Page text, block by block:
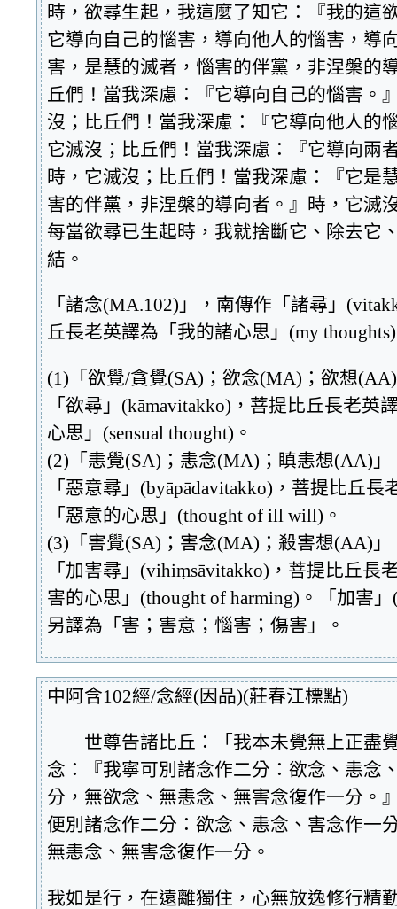
時，欲尋生起，我這麼了知它：『我的這
它導向自己的惱害，導向他人的惱害，導
害，是慧的滅者，惱害的伴黨，非涅槃的
丘們！當我深慮：『它導向自己的惱害。
沒；比丘們！當我深慮：『它導向他人的
它滅沒；比丘們！當我深慮：『它導向兩
時，它滅沒；比丘們！當我深慮：『它是
害的伴黨，非涅槃的導向者。』時，它滅
每當欲尋已生起時，我就捨斷它、除去它
結。
「諸念(MA.102)」，南傳作「諸尋」
丘長老英譯為「我的諸心思」(my
(1)「欲覺/貪覺(SA)；欲念(MA)；欲想
「欲尋」(kāmavitakko)，菩提比丘長老英
心思」(sensual thought)。
(2)「恚覺(SA)；恚念(MA)；瞋恚想(AA)」
「惡意尋」(byāpādavitakko)，菩提比丘長
「惡意的心思」(thought of ill will)。
(3)「害覺(SA)；害念(MA)；殺害想(AA)」
「加害尋」(vihiṃsāvitakko)，菩提比丘長
害的心思」(thought of harming)。「加害
另譯為「害；害意；惱害；傷害」。
中阿含102經/念經(因品)(莊春江標點)
世尊告諸比丘：「我本未覺無上正盡
念：『我寧可別諸念作二分：欲念、恚念
分，無欲念、無恚念、無害念復作一分。
便別諸念作二分：欲念、恚念、害念作一
無恚念、無害念復作一分。
我如是行，在遠離獨住，心無放逸修行精